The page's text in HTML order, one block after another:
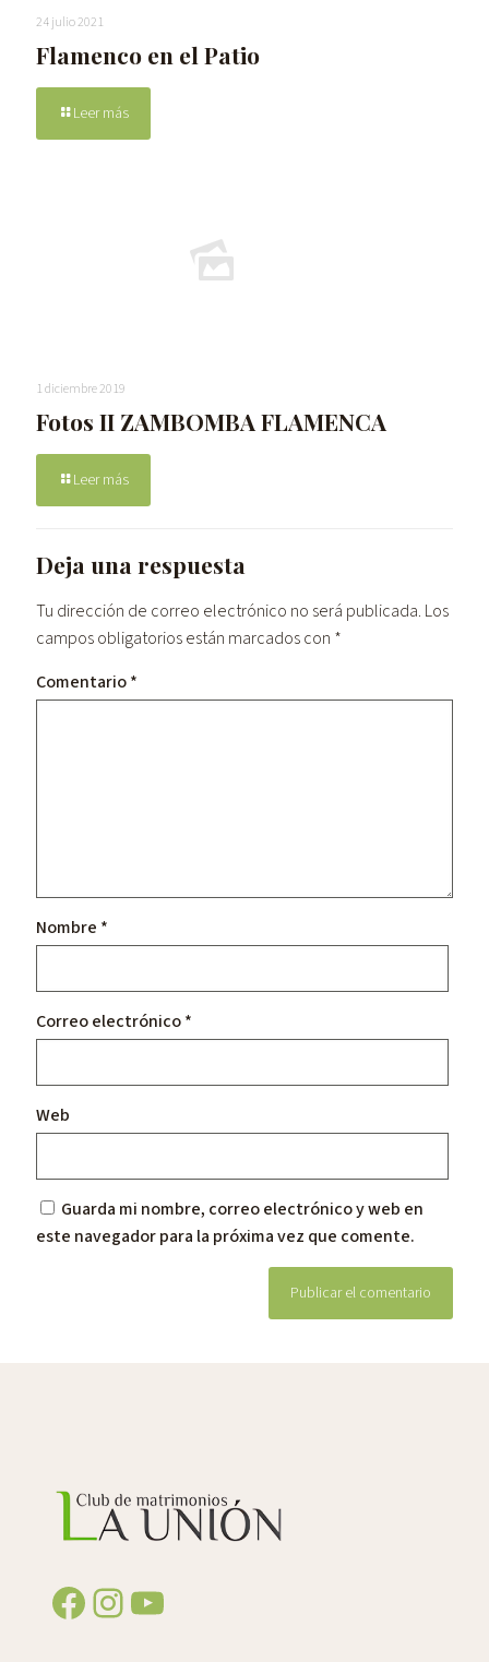
24 julio 2021
Flamenco en el Patio
Leer más
1 diciembre 2019
Fotos II ZAMBOMBA FLAMENCA
Leer más
Deja una respuesta
Tu dirección de correo electrónico no será publicada. Los
campos obligatorios están marcados con *
Comentario*
Nombre *
Correo electrónico*
Web
Guarda mi nombre, correo electrónico y web en
este navegador para la próxima vez que comente.
Facebook
Instagram
YouTube